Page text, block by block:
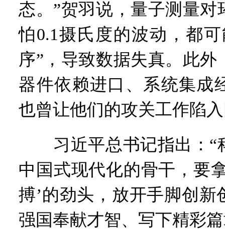
态。”贺羽说，量子测量对
怕0.1摄氏度的波动，都
序”，导致数据失真。此
器件依赖进口、系统集成
也曾让他们的攻关工作陷
习近平总书记指出：“
中国式现代化的骨干，要
搏’的劲头，放开手脚创新
强国奉献才智、写下精彩